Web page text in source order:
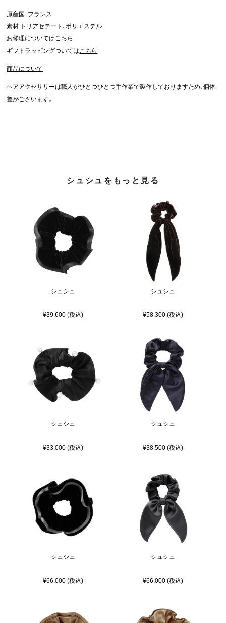
原産国: フランス
素材:トリアセテート、ポリエステル
お修理についてはこちら
ギフトラッピングついてはこちら
商品について
ヘアアクセサリーは職人がひとつひとつ手作業で製作しておりますため、個体
差がございます。
シュシュをもっと見る
シュシュ
¥39,600 (税込)
シュシュ
¥58,300 (税込)
シュシュ
¥33,000 (税込)
シュシュ
¥38,500 (税込)
シュシュ
¥66,000 (税込)
シュシュ
¥66,000 (税込)